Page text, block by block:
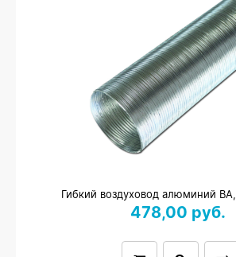
Гибкий воздуховод алюминий
478,00 руб.